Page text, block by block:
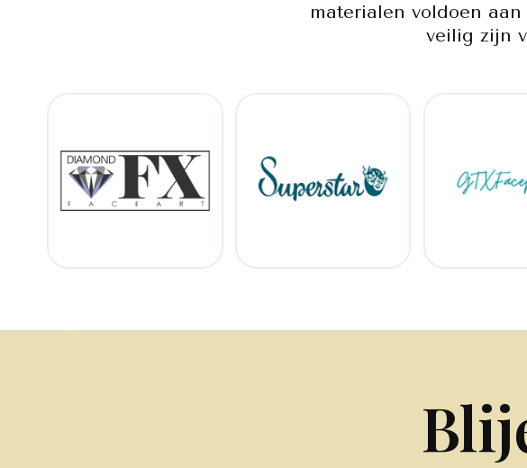
materialen voldoen
veilig zijn